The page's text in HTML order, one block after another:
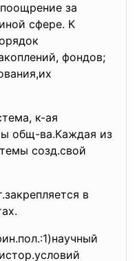
за
сфере. К
фондов;
к-ая
общ-ва.Каждая из
созд.свой
в